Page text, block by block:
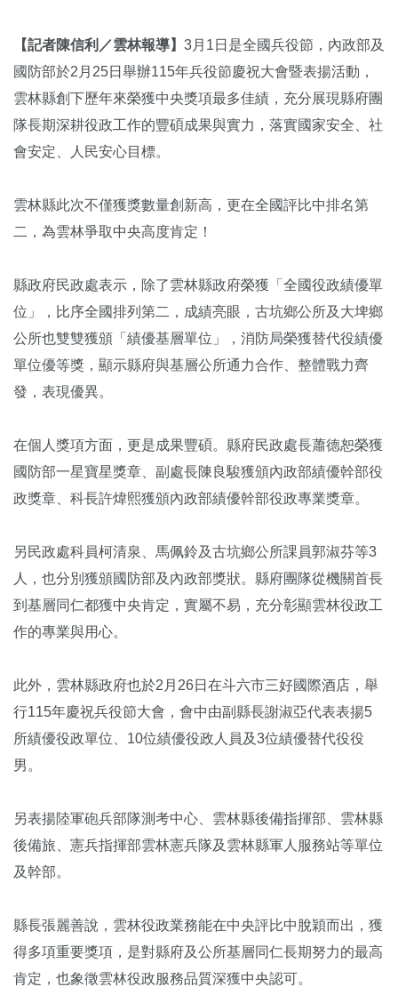
【記者陳信利／雲林報導】 3月1日是全國兵役節，內政部及
國防部於2月25日舉辦115年兵役節慶祝大會暨表揚活動，
雲林縣創下歷年來榮獲中央獎項最多佳績，充分展現縣府團
隊長期深耕役政工作的豐碩成果與實力，落實國家安全、社
會安定、人民安心目標。
雲林縣此次不僅獲獎數量創新高，更在全國評比中排名第
二，為雲林爭取中央高度肯定！
縣政府民政處表示，除了雲林縣政府榮獲「全國役政績優單
位」，比序全國排列第二，成績亮眼，古坑鄉公所及大埤鄉
公所也雙雙獲頒「績優基層單位」，消防局榮獲替代役績優
單位優等獎，顯示縣府與基層公所通力合作、整體戰力齊
發，表現優異。
在個人獎項方面，更是成果豐碩。縣府民政處長蕭德恕榮獲
國防部一星寶星獎章、副處長陳良駿獲頒內政部績優幹部役
政獎章、科長許煒熙獲頒內政部績優幹部役政專業獎章。
另民政處科員柯清泉、馬佩鈴及古坑鄉公所課員郭淑芬等3
人，也分別獲頒國防部及內政部獎狀。縣府團隊從機關首長
到基層同仁都獲中央肯定，實屬不易，充分彰顯雲林役政工
作的專業與用心。
此外，雲林縣政府也於2月26日在斗六市三好國際酒店，舉
行115年慶祝兵役節大會，會中由副縣長謝淑亞代表表揚5
所績優役政單位、10位績優役政人員及3位績優替代役役
男。
另表揚陸軍砲兵部隊測考中心、雲林縣後備指揮部、雲林縣
後備旅、憲兵指揮部雲林憲兵隊及雲林縣軍人服務站等單位
及幹部。
縣長張麗善說，雲林役政業務能在中央評比中脫穎而出，獲
得多項重要獎項，是對縣府及公所基層同仁長期努力的最高
肯定，也象徵雲林役政服務品質深獲中央認可。